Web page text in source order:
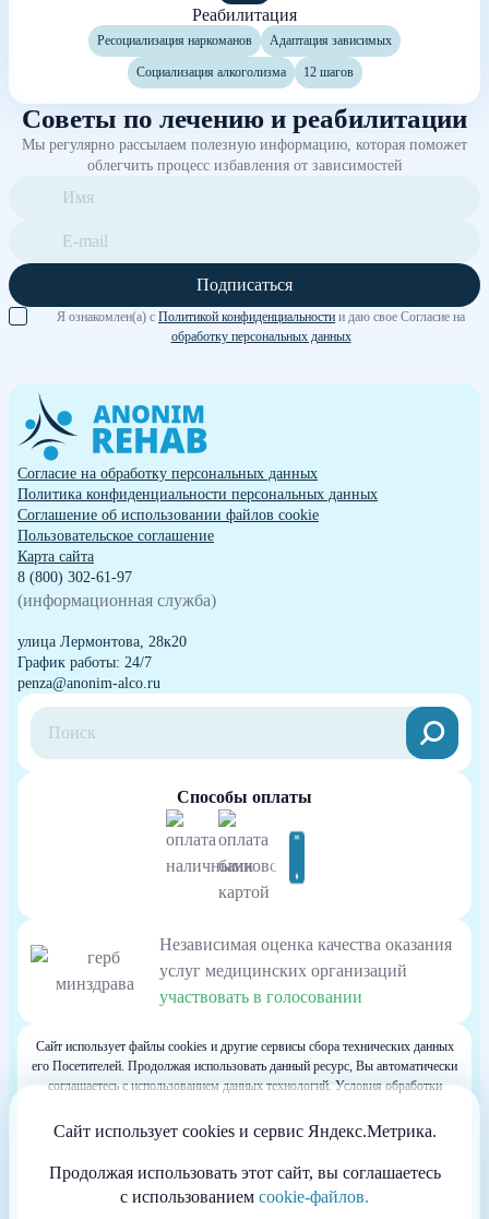
Реабилитация
Ресоциализация наркоманов Адаптация зависимых
Социализация алкоголизма 12 шагов
Советы по лечению и реабилитации
Мы регулярно рассылаем полезную информацию, которая поможет
облегчить процесс избавления от зависимостей
Подписаться
Я ознакомлен(а) с Политикой конфиденциальности и даю свое Согласие на
обработку персональных данных
Согласие на обработку персональных данных
Политика конфиденциальности персональных данных
Cоглашение об использовании файлов cookie
Пользовательское соглашение
Карта сайта
8 (800) 302-61-97
(информационная служба)
улица Лермонтова, 28к20
График работы: 24/7
penza@anonim-alco.ru
Способы оплаты
Независимая оценка качества оказания
услуг медицинских организаций
участвовать в голосовании
Сайт использует файлы cookies и другие сервисы сбора технических данных
его Посетителей. Продолжая использовать данный ресурс, Вы автоматически
соглашаетесь с использованием данных технологий. Условия обработки
согласны с подобными условиями, просим покинуть наш Сайт.
Весь контент, размещенный на информационном ресурсе, предназначен для
личного ознакомления и не является офертой
Информация сайта не может служить источником постановки диагноза и
назначения лечения.
Сайт использует cookies и сервис Яндекс.Метрика.
Продолжая использовать этот сайт, вы соглашаетесь
с использованием cookie-файлов.